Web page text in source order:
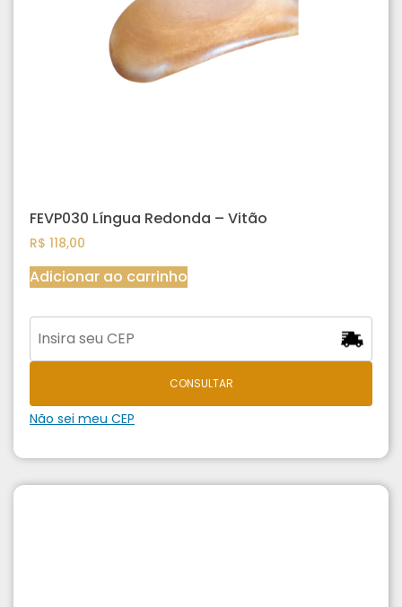
FEVP030 Língua Redonda – Vitão
R$ 118,00
Adicionar ao carrinho
CONSULTAR
Não sei meu CEP